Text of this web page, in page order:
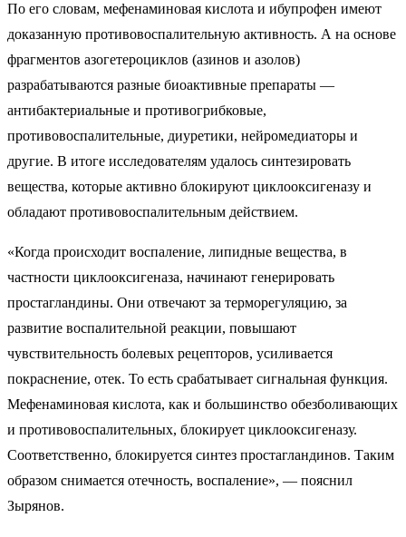
По его словам, мефенаминовая кислота и ибупрофен имеют
доказанную противовоспалительную активность. А на основе
фрагментов азогетероциклов (азинов и азолов)
разрабатываются разные биоактивные препараты —
антибактериальные и противогрибковые,
противовоспалительные, диуретики, нейромедиаторы и
другие. В итоге исследователям удалось синтезировать
вещества, которые активно блокируют циклооксигеназу и
обладают противовоспалительным действием.
«Когда происходит воспаление, липидные вещества, в
частности циклооксигеназа, начинают генерировать
простагландины. Они отвечают за терморегуляцию, за
развитие воспалительной реакции, повышают
чувствительность болевых рецепторов, усиливается
покраснение, отек. То есть срабатывает сигнальная функция.
Мефенаминовая кислота, как и большинство обезболивающих
и противовоспалительных, блокирует циклооксигеназу.
Соответственно, блокируется синтез простагландинов. Таким
образом снимается отечность, воспаление», — пояснил
Зырянов.